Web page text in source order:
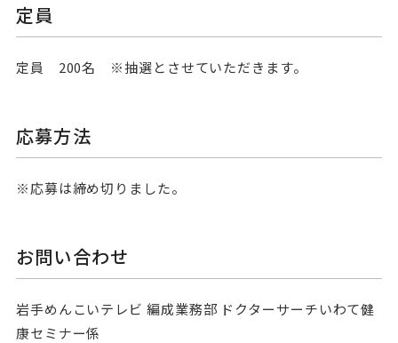
定員
定員 200名 ※抽選とさせていただきます。
応募方法
※応募は締め切りました。
お問い合わせ
岩手めんこいテレビ 編成業務部 ドクターサーチいわて健
康セミナー係